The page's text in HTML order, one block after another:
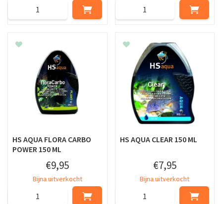
HS AQUA FLORA CARBO
POWER 150 ML
€9,95
Bijna uitverkocht
HS AQUA CLEAR 150 ML
€7,95
Bijna uitverkocht